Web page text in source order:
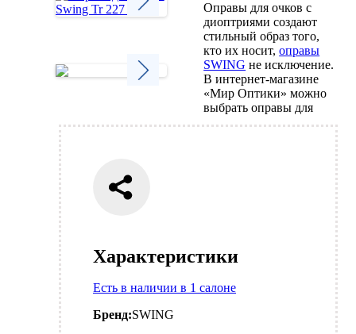
Характеристики
Есть в наличии в 1 салоне
Бренд:SWING
Оправы для очков с
диоптриями создают
стильный образ того,
кто их носит,оправы
SWING не исключение.
В интернет-магазине
«Мир Оптики» можно
выбрать оправы для